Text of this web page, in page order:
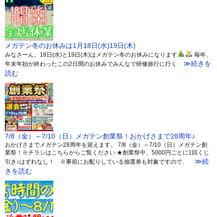
メガテン冬のお休みは1月18日(水)19日(木)
みなさーん、18日(水)と19日(木)はメガテン冬のお休みになります
毎年、
年末年始が終わったこの2日間のお休みでみんなで研修旅行に行く
≫続きを
読む
7/8（金）～7/10（日）メガテン創業祭！おかげさまで28周年♪
おかげさまでメガテン28周年を迎えます。 7/8（金）～7/10（日）メガテン創
業祭！※チラシはこちらからご覧ください ★創業祭中、5000円ごとに1回くじ
引き♪はずれなし！ ※事前にお配りしている抽選券も対象ですので、
≫続
きを読む